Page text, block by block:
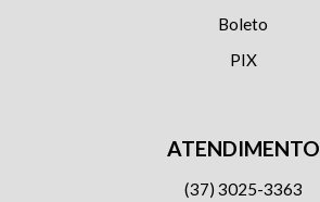
Boleto
PIX
ATENDIMENTO
(37) 3025-3363